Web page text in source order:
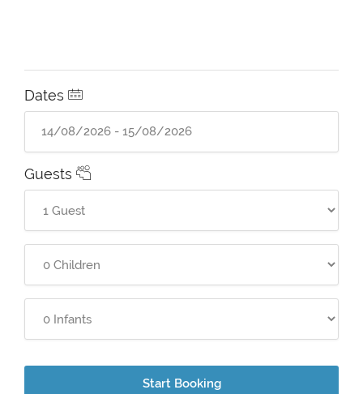
Dates
Guests
Start Booking